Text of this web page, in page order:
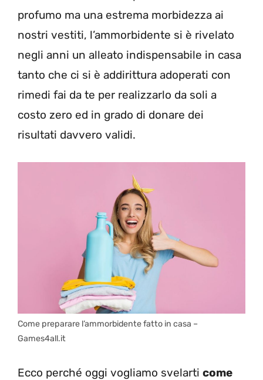
profumo ma una estrema morbidezza ai
nostri vestiti, l’ammorbidente si è rivelato
negli anni un alleato indispensabile in casa
tanto che ci si è addirittura adoperati con
rimedi fai da te per realizzarlo da soli a
costo zero ed in grado di donare dei
risultati davvero validi.
Come preparare l’ammorbidente fatto in casa –
Games4all.it
Ecco perché oggi vogliamo svelarti come